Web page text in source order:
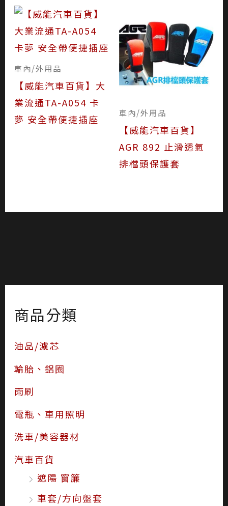
商品分類
油品/濾芯
輪胎、鋁圈
雨刷
電瓶、車用照明
洗車/美容器材
汽車百貨
遮陽 窗簾
車套/方向盤套
車內/外用品
【威能汽車百貨】大
業流通TA-A054 卡
夢 安全帶便捷插座
車內/外用品
【威能汽車百貨】
AGR 892 止滑透氣
排檔頭保護套